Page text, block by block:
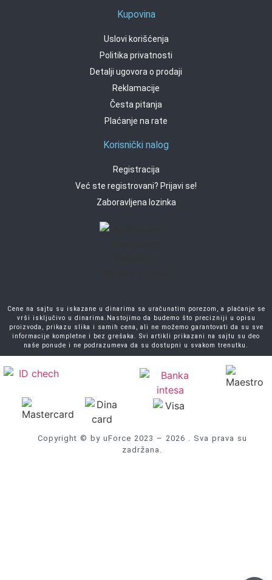
Kupovina
Uslovi korišćenja
Politika privatnosti
Detalji ugovora o prodaji
Reklamacije
Česta pitanja
Plaćanje na rate
Korisnički nalog
Registracija
Već ste registrovani? Prijavi se!
Zaboravljena lozinka
Cene na sajtu su iskazane u dinarima sa uračunatim porezom, a plaćanje se
vrši isključivo u dinarima.Nastojimo da budemo što precizniji u opisu
proizvoda, prikazu slika i samih cena, ali ne možemo garantovati da su sve
informacije kompletne i bez grešaka. Svi artikli prikazani na sajtu su deo
naše ponude i ne podrazumeva da su dostupni u svakom trenutku.
Copyright © by uForce 2023 – 2026 . Sva prava su
zadržana.